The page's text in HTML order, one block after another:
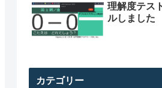
理解度テス
ルしました
カテゴリー